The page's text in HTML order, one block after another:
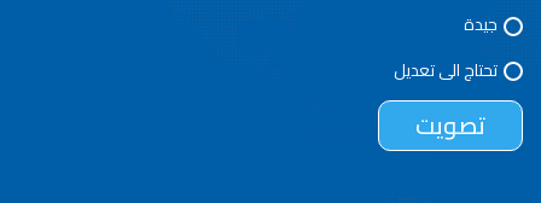
جيدة
تحتاج الى تعديل